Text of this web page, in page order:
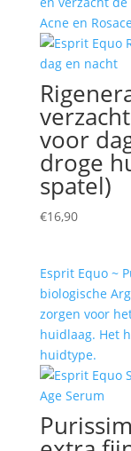
Acne en
voor
droge
spatel)
€16,90
Esprit Equo ~
biologische
zorgen voor
huidlaag. Het
huidtype.